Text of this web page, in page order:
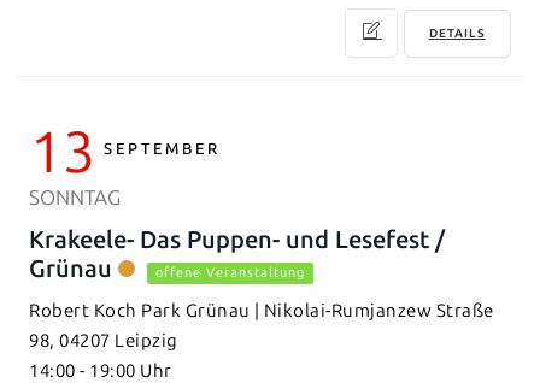
DETAILS
13 SEPTEMBER
SONNTAG
Krakeele- Das Puppen- und Lesefest /
Grünau
offene Veranstaltung
Robert Koch Park Grünau | Nikolai-Rumjanzew Straße
98, 04207 Leipzig
14:00 - 19:00